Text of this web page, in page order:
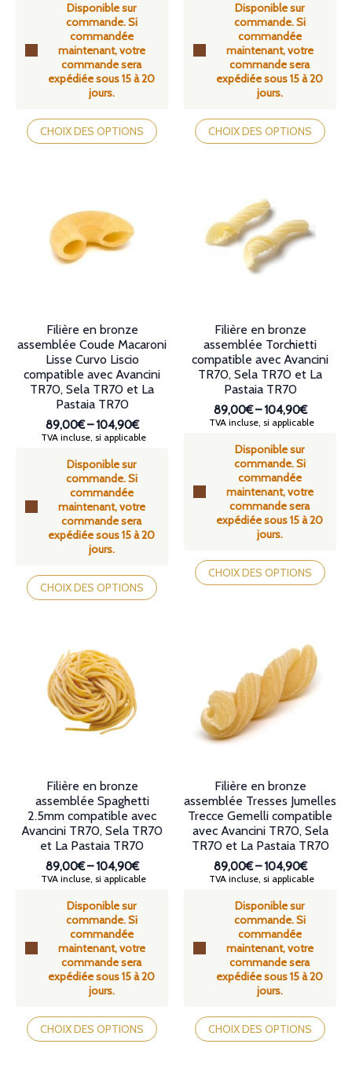
Disponible sur
commande. Si
commandée
maintenant, votre
commande sera
expédiée sous 15 à 20
jours.
prix :
89,00€
à
104,90€
CHOIX DES OPTIONS
Ce
produit
a
peuvent
choisies
produit
Disponible sur
commande. Si
commandée
maintenant, votre
commande sera
expédiée sous 15 à 20
jours.
prix :
89,00€
à
104,90€
CHOIX DES OPTIONS
Ce
produit
a
peuvent
être
choisies
produit
Disponible sur
commande. Si
commandée
maintenant, votre
commande sera
expédiée sous 15 à 20
jours.
Filière en bronze
assemblée Coude Macaroni
Lisse Curvo Liscio
compatible avec Avancini
TR70, Sela TR70 et La
Pastaia TR70
89,00€–104,90€
Plage
prix :
89,00€
à
104,90€
TVA incluse, si applicable
CHOIX DES OPTIONS
Ce
produit
a
options
peuvent
choisies
produit
Disponible sur
commande. Si
commandée
maintenant, votre
commande sera
expédiée sous 15 à 20
jours.
Filière en bronze
assemblée Torchietti
compatible avec Avancini
TR70, Sela TR70 et La
Pastaia TR70
89,00€–104,90€
Plage
prix :
89,00€
à
104,90€
TVA incluse, si applicable
CHOIX DES OPTIONS
Ce
produit
a
choisies
sur
la
page
Disponible sur
commande. Si
commandée
maintenant, votre
commande sera
expédiée sous 15 à 20
jours.
Filière en bronze
assemblée Spaghetti
2.5mm compatible avec
Avancini TR70, Sela TR70
et La Pastaia TR70
89,00€–104,90€
Plage
prix :
89,00€
à
104,90€
TVA incluse, si applicable
CHOIX DES OPTIONS
Ce
produit
a
Disponible sur
commande. Si
commandée
maintenant, votre
commande sera
expédiée sous 15 à 20
jours.
Filière en bronze
assemblée Tresses Jumelles
Trecce Gemelli compatible
avec Avancini TR70, Sela
TR70 et La Pastaia TR70
89,00€–104,90€
Plage
prix :
89,00€
à
104,90€
TVA incluse, si applicable
CHOIX DES OPTIONS
Ce
produit
a